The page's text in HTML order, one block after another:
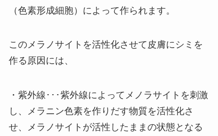
（色素形成細胞）によって作られます。
このメラノサイトを活性化させて皮膚にシミを
作る原因には、
・紫外線･･･紫外線によってメノラサイトを刺激
し、メラニン色素を作りだす物質を活性化さ
せ、メラノサイトが活性したままの状態となる